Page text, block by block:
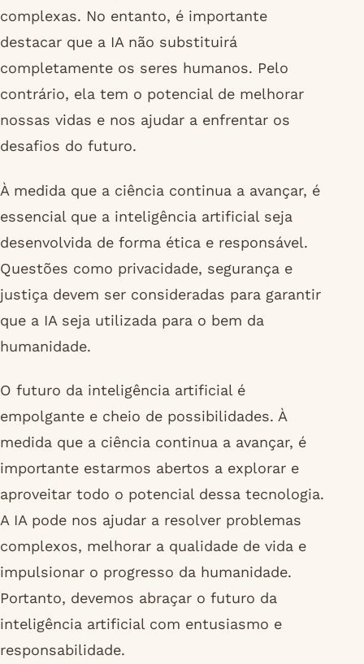
complexas. No entanto, é importante
destacar que a IA não substituirá
completamente os seres humanos. Pelo
contrário, ela tem o potencial de melhorar
nossas vidas e nos ajudar a enfrentar os
desafios do futuro.
À medida que a ciência continua a avançar, é
essencial que a inteligência artificial seja
desenvolvida de forma ética e responsável.
Questões como privacidade, segurança e
justiça devem ser consideradas para garantir
que a IA seja utilizada para o bem da
humanidade.
O futuro da inteligência artificial é
empolgante e cheio de possibilidades. À
medida que a ciência continua a avançar, é
importante estarmos abertos a explorar e
aproveitar todo o potencial dessa tecnologia.
A IA pode nos ajudar a resolver problemas
complexos, melhorar a qualidade de vida e
impulsionar o progresso da humanidade.
Portanto, devemos abraçar o futuro da
inteligência artificial com entusiasmo e
responsabilidade.